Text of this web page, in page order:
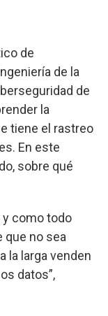
de
de la
de
la
tiene el rastreo
En este
sobre qué
como todo
que no sea
la larga venden
datos”,